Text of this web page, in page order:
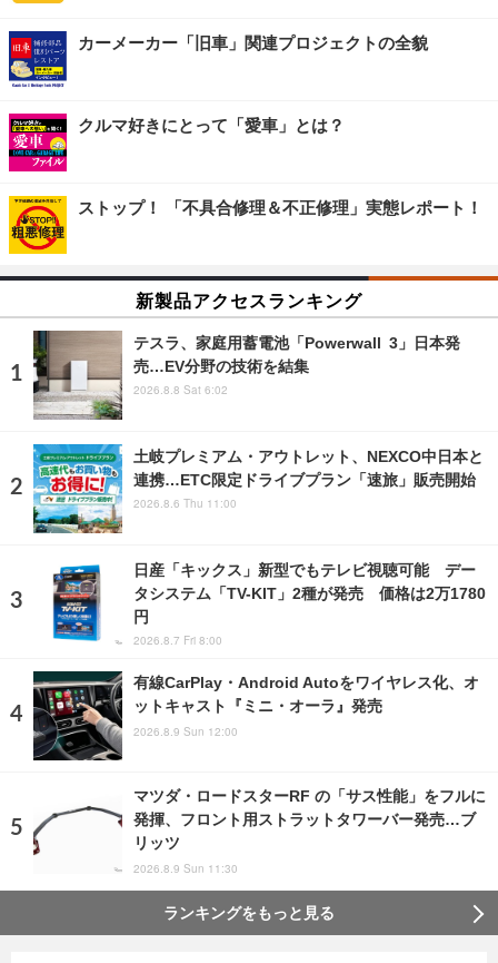
カーメーカー「旧車」関連プロジェクトの全貌
クルマ好きにとって「愛車」とは？
ストップ！ 「不具合修理＆不正修理」実態レポート！
新製品アクセスランキング
テスラ、家庭用蓄電池「Powerwall 3」日本発
売…EV分野の技術を結集
2026.8.8 Sat 6:02
土岐プレミアム・アウトレット、NEXCO中日本と
連携…ETC限定ドライブプラン「速旅」販売開始
2026.8.6 Thu 11:00
日産「キックス」新型でもテレビ視聴可能 デー
タシステム「TV-KIT」2種が発売 価格は2万1780
円
2026.8.7 Fri 8:00
有線CarPlay・Android Autoをワイヤレス化、オ
ットキャスト『ミニ・オーラ』発売
2026.8.9 Sun 12:00
マツダ・ロードスターRF の「サス性能」をフルに
発揮、フロント用ストラットタワーバー発売…ブ
リッツ
2026.8.9 Sun 11:30
ランキングをもっと見る